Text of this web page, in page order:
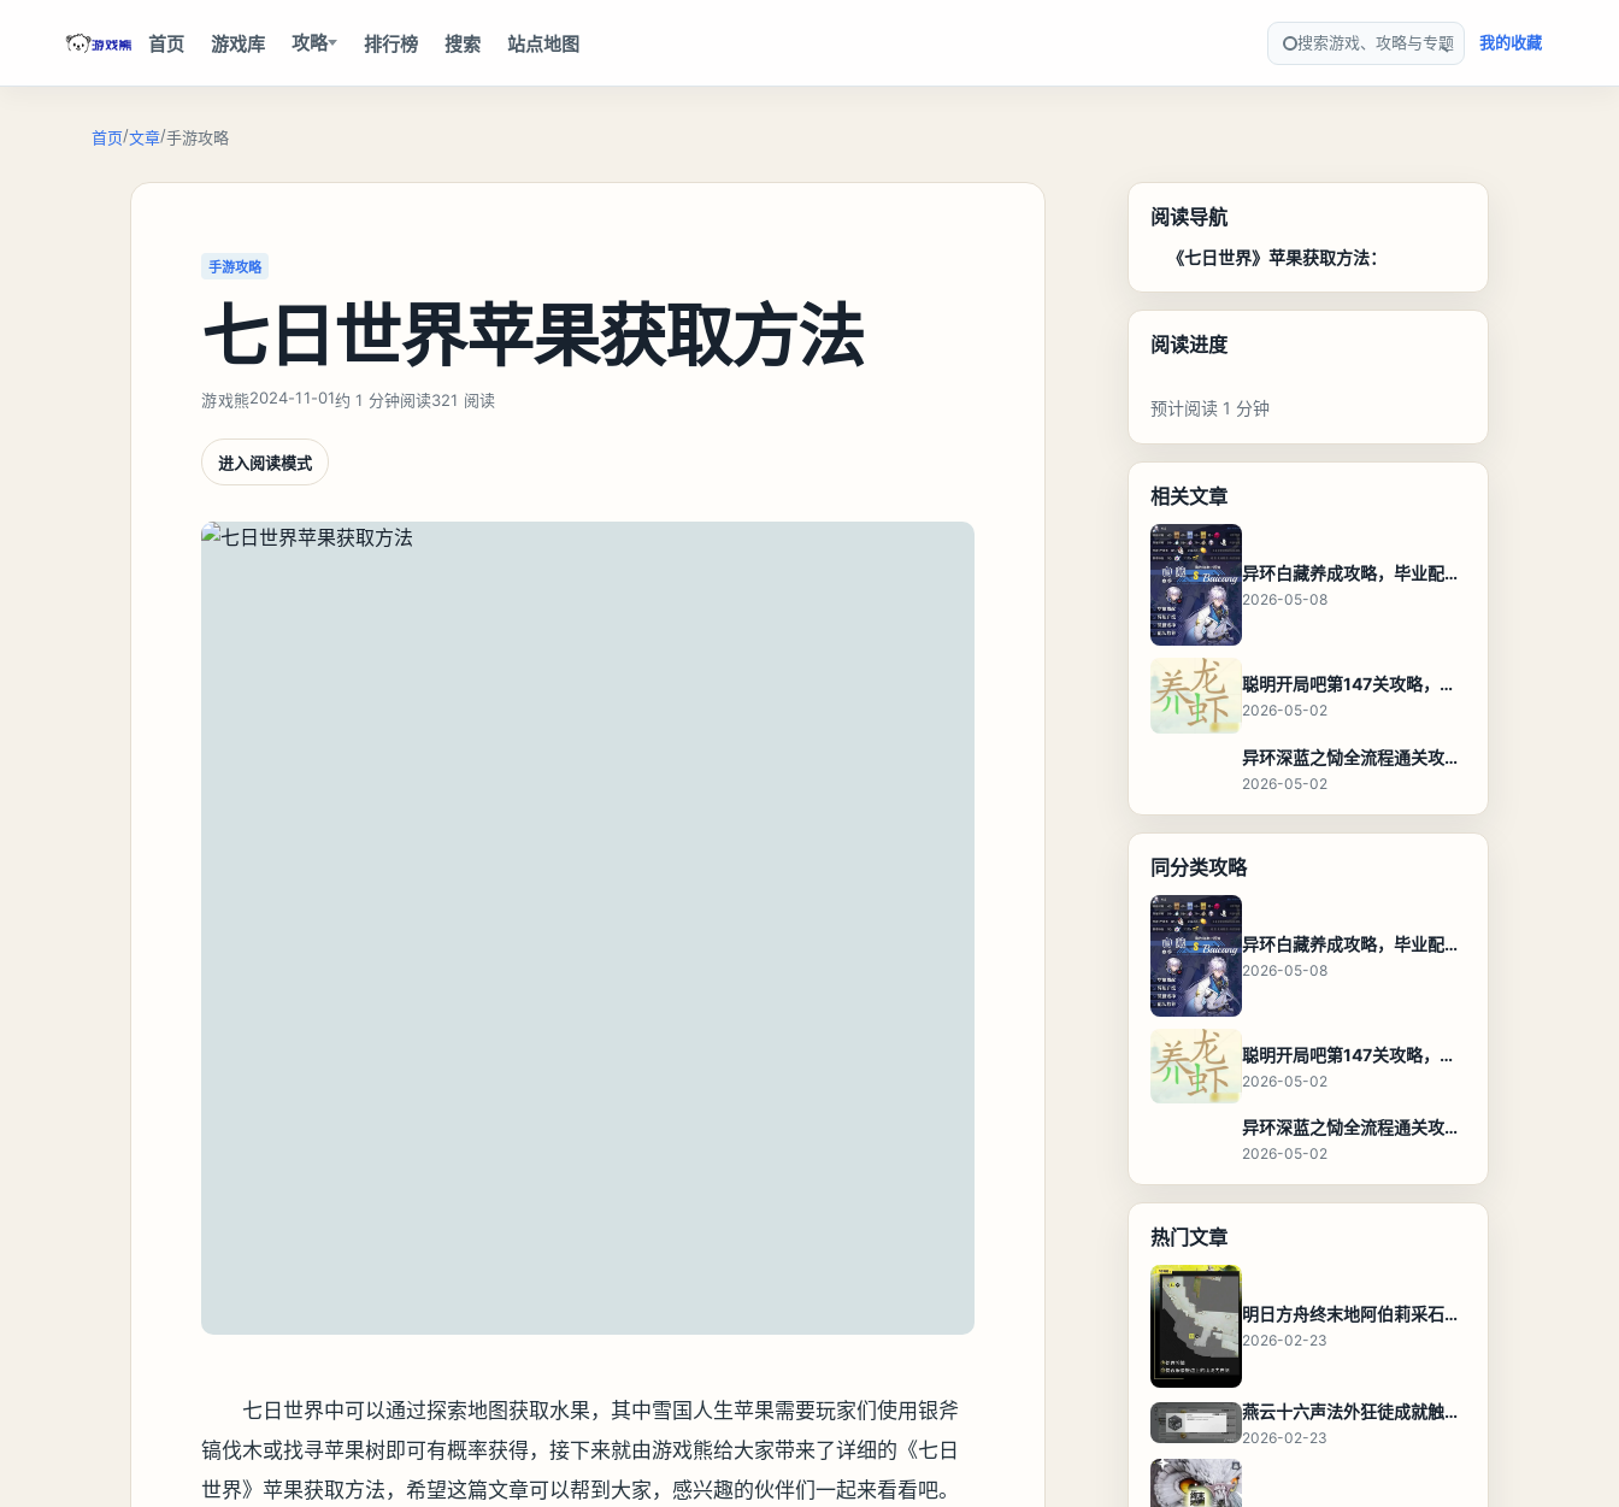
首页 游戏库 攻略 排行榜 搜索 站点地图 搜索游戏、攻略与专题 我的收藏
首页/文章/手游攻略
手游攻略
七日世界苹果获取方法
游戏熊2024-11-01约 1 分钟阅读321 阅读
进入阅读模式
七日世界中可以通过探索地图获取水果，其中雪国人生苹果需要玩家们使用银斧
镐伐木或找寻苹果树即可有概率获得，接下来就由游戏熊给大家带来了详细的《七日
世界》苹果获取方法，希望这篇文章可以帮到大家，感兴趣的伙伴们一起来看看吧。
阅读导航
《七日世界》苹果获取方法：
阅读进度
预计阅读 1 分钟
相关文章
异环白藏养成攻略，毕业配装、技能加点与阵容搭配保姆级解析
2026-05-08
聪明开局吧第147关攻略，养龙虾找出27个常用字通关答案
2026-05-02
异环深蓝之恸全流程通关攻略，教程与隐藏奖励
2026-05-02
同分类攻略
异环白藏养成攻略，毕业配装、技能加点与阵容搭配保姆级解析
2026-05-08
聪明开局吧第147关攻略，养龙虾找出27个常用字通关答案
2026-05-02
异环深蓝之恸全流程通关攻略，教程与隐藏奖励
2026-05-02
热门文章
明日方舟终末地阿伯莉采石场宝箱全收集攻略，全点位分布图与路线
2026-02-23
燕云十六声法外狂徒成就触发条件与通关攻略
2026-02-23